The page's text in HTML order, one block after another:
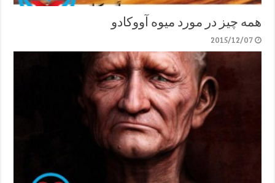
همه چیز در مورد میوه آووکادو
2015/12/07